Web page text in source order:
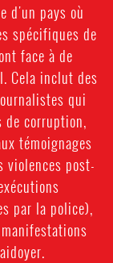
d'un pays où
spécifiques de
face à de
Cela inclut des
qui
corruption,
témoignages
violences post-
par la police),